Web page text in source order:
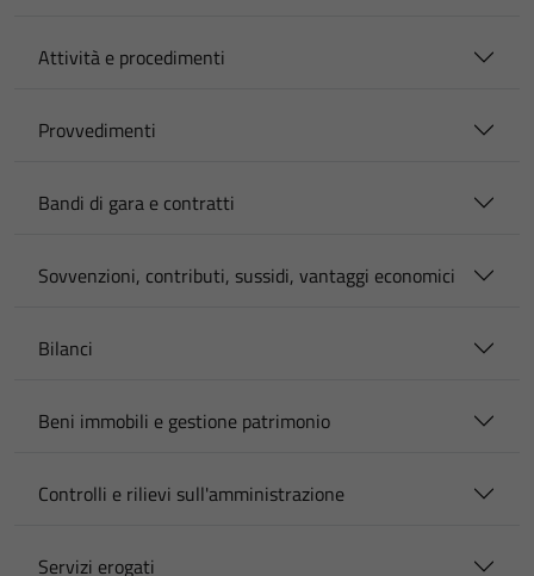
Attività e procedimenti
Provvedimenti
Bandi di gara e contratti
Sovvenzioni, contributi, sussidi, vantaggi economici
Bilanci
Beni immobili e gestione patrimonio
Controlli e rilievi sull'amministrazione
Servizi erogati